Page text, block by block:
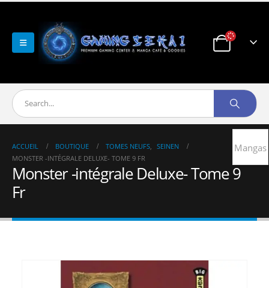
ACCUEIL BOUTIQUE TOMES NEUFS
SEINEN
MONSTER -INTÉGRALE DELUXE- TOME 9 FR
Monster -intégrale Deluxe- Tome 9
Fr
Mangas